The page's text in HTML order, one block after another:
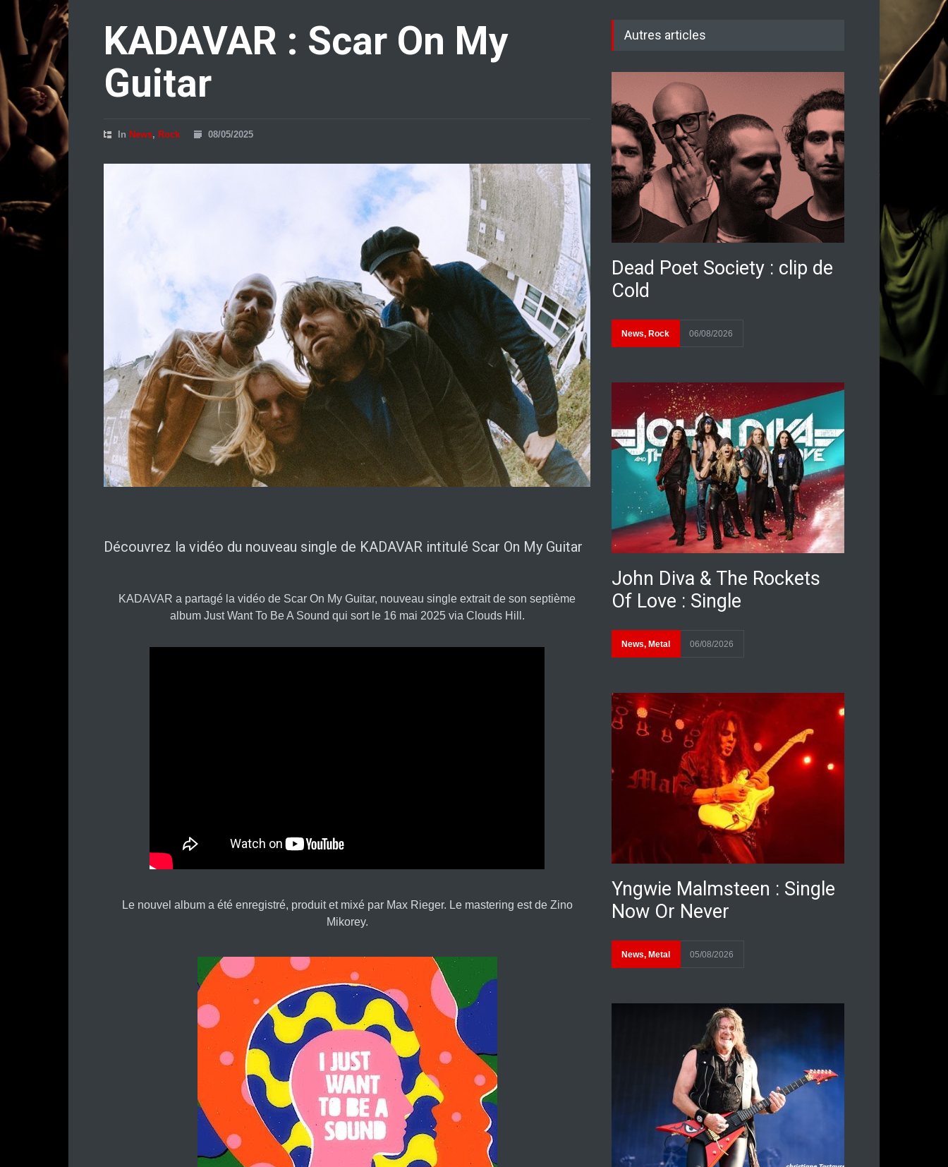
KADAVAR : Scar On My
Guitar
In News, Rock 08/05/2025
Découvrez la vidéo du nouveau single de KADAVAR intitulé Scar On My Guitar
KADAVAR a partagé la vidéo de Scar On My Guitar, nouveau single extrait de son septième
album Just Want To Be A Sound qui sort le 16 mai 2025 via Clouds Hill.
Le nouvel album a été enregistré, produit et mixé par Max Rieger. Le mastering est de Zino
Mikorey.
Autres articles
Dead Poet Society : clip de
Cold
News, Rock 06/08/2026
John Diva & The Rockets
Of Love : Single
News, Metal 06/08/2026
Yngwie Malmsteen : Single
Now Or Never
News, Metal 05/08/2026